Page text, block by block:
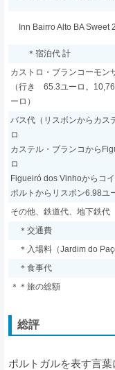
Inn Bairro Alto BA Sweet
＊宿泊代 計
カストロ・ブランコーモン
（行き 65.3ユーロ。
ーロ）
バス代（リスボンからカ
ロ
カステル・ブランコから
ロ
Figueiró dos Vinhoからコイ
ポルトからリスボン6.98ユ
その他、鉄道代、地下鉄代
＊交通費
＊入場料（Jardim do
＊食事代
＊＊旅の総額
総評
ポルトガルを表す言